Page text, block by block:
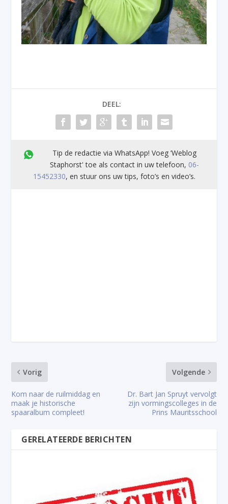
DEEL:
Tip de redactie via WhatsApp! Voeg ’Weblog
Staphorst' toe als contact in uw telefoon, 06-
15452330, en stuur ons uw tips, foto’s en video’s.
Vorig
Kom naar de ruilmiddag en
maak je historische
spaaralbum compleet!
Volgende
Dr. Bart Jan Spruyt vervolgt
zijn vormingscolleges in de
Prins Mauritsschool
GERELATEERDE BERICHTEN